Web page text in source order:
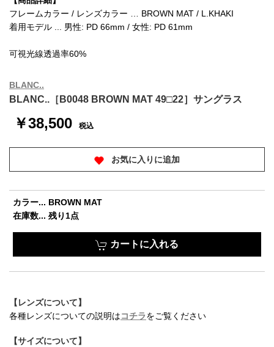
フレームカラー / レンズカラー … BROWN MAT / L.KHAKI
着用モデル ... 男性: PD 66mm / 女性: PD 61mm
可視光線透過率60%
BLANC..
BLANC..［B0048 BROWN MAT 49□22］サングラス
￥38,500 税込
お気に入りに追加
お買い物を続ける カートへ進む
カラー... BROWN MAT
在庫数... 残り1点
カートに入れる
【レンズについて】
各種レンズについての説明はコチラをご覧ください
【サイズについて】